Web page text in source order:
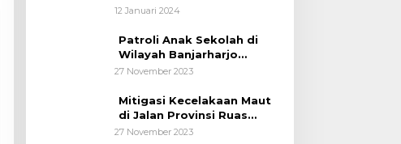
Kota Berikan Edukasi
12 Januari 2024
Patroli Anak Sekolah di
Wilayah Banjarharjo
Brebes
27 November 2023
Mitigasi Kecelakaan Maut
di Jalan Provinsi Ruas
Banjarharjo-Salem
27 November 2023